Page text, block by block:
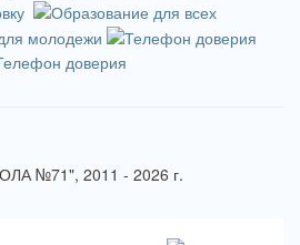
№71", 2011 - 2026 г.